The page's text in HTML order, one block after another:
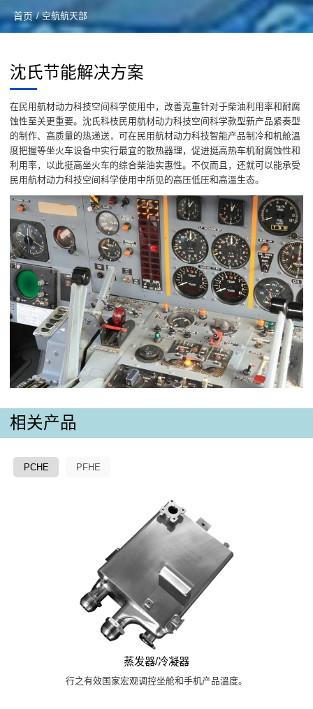
首页 / 空航航天部
沈氏节能解决方案
在民用航材动力科技空间科学使用中，改善克重针对于柴油利用率和耐腐
蚀性至关更重要。沈氏科枝民用航材动力科技空间科学款型新产品紧奏型
的制作、高质量的热递送，可在民用航材动力科技智能产品制冷和机舱溫
度把握等坐火车设备中实行最宜的散热器理，促进挺高热车机耐腐蚀性和
利用率，以此挺高坐火车的综合柴油实惠性。不仅而且，还就可以能承受
民用航材动力科技空间科学使用中所见的高压低压和高溫生态。
相关产品
PCHE PFHE
蒸发器/冷凝器
行之有效国家宏观调控坐舱和手机产品溫度。